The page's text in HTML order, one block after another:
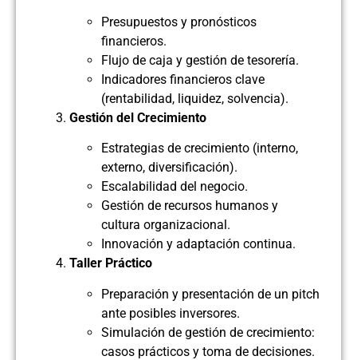
Presupuestos y pronósticos
financieros.
Flujo de caja y gestión de tesorería.
Indicadores financieros clave
(rentabilidad, liquidez, solvencia).
Gestión del Crecimiento
Estrategias de crecimiento (interno,
externo, diversificación).
Escalabilidad del negocio.
Gestión de recursos humanos y
cultura organizacional.
Innovación y adaptación continua.
Taller Práctico
Preparación y presentación de un pitch
ante posibles inversores.
Simulación de gestión de crecimiento:
casos prácticos y toma de decisiones.